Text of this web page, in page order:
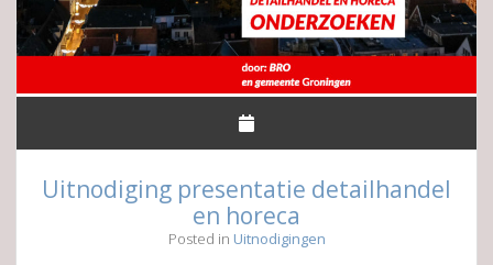
Uitnodiging presentatie detailhandel
en horeca
Posted in Uitnodigingen